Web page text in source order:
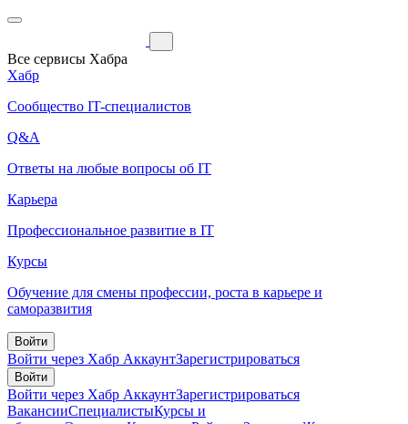
Все сервисы Хабра
Хабр
Сообщество IT-специалистов
Q&A
Ответы на любые вопросы об IT
Карьера
Профессиональное развитие в IT
Курсы
Обучение для смены профессии, роста в карьере и
саморазвития
Войти
Войти через Хабр АккаунтЗарегистрироваться
Войти
Войти через Хабр АккаунтЗарегистрироваться
ВакансииСпециалистыКурсы и